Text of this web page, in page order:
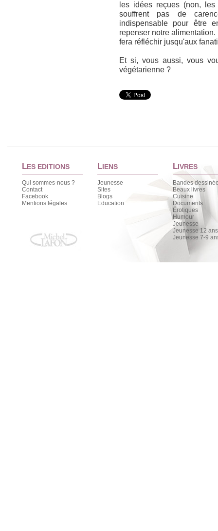
les idées reçues (non,
souffrent pas de
indispensable pour être
repenser notre
fera réfléchir jusqu'aux
Et si, vous aussi, vous
végétarienne ?
LES EDITIONS
Qui sommes-nous ?
Contact
Facebook
Mentions légales
LIENS
Jeunesse
Sites
Blogs
Education
LIVRES
Bandes
Beaux livres
Cuisine
Documents
Érotiques
Humour
Jeunesse
Jeunesse 12
Jeunesse 7-9